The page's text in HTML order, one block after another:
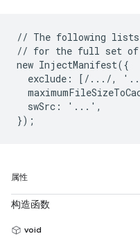
// The following lists
// for the full set of
new InjectManifest({
exclude: [/.../,
  swSrc: '...',
属性
构造函数
void